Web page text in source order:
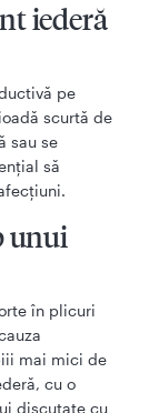
iederă
pe
scurtă de
sau se
să
unui
în plicuri
mai mici de
cu o
discutate cu